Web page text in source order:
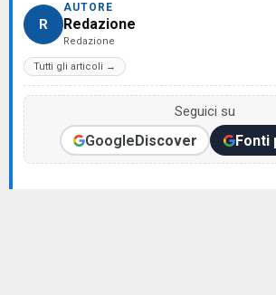
R
AUTORE
Redazione
Redazione
Tutti gli articoli →
Seguici su
GoogleDiscover Fonti